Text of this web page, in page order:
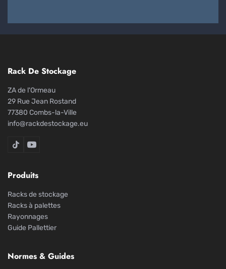
Rack De Stockage
ZA de l'Ormeau
29 Rue Jean Rostand
77380 Combs-la-Ville
info@rackdestockage.eu
Rack De Stockage sur TikTok
Rack De Stockage sur YouTube
Produits
Racks de stockage
Racks à palettes
Rayonnages
Guide Pallettier
Normes & Guides